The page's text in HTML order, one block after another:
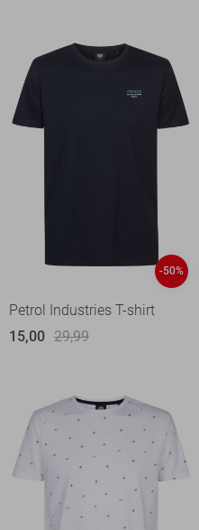
-50%
Petrol Industries T-shirt
15,00 29,99